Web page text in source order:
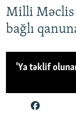
Milli Məclis
bağlı